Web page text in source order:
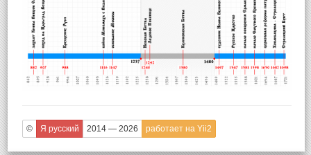
© Я русский 2014 — 2026 работает на Yii2